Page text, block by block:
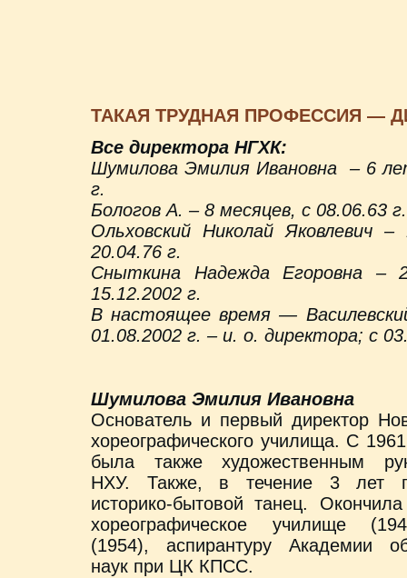
ТАКАЯ ТРУДНАЯ ПРОФЕССИЯ —
Все директора НГХК:
Шумилова Эмилия Ивановна – 6
г.
Бологов А. – 8 месяцев, с 08.06.63
Ольховский Николай Яковлевич
20.04.76 г.
Сныткина Надежда Егоровна
15.12.2002 г.
В настоящее время —
01.08.2002 г. – и. о. директора; с
Шумилова Эмилия Ивановна
Основатель и первый директор
хореографического училища. С
была также художественным
НХУ. Также, в течение 3 лет
историко-бытовой танец.
хореографическое училище
(1954), аспирантуру Академии
наук при ЦК КПСС.